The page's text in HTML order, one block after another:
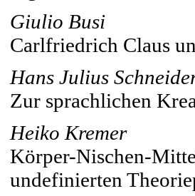
Giulio Busi
Carlfriedrich Claus
Hans Julius
Zur sprachlichen
Heiko Kremer
Körper-Nischen-
undefinierten